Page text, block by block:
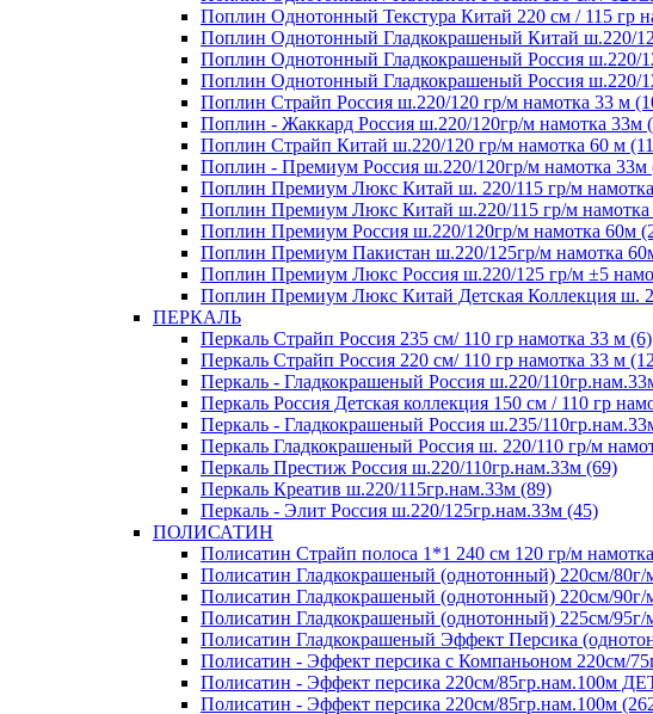
Поплин Однотонный Текстура Китай 220 см / 115 гр
Поплин Однотонный Гладкокрашеный Китай ш.220/
Поплин Однотонный Гладкокрашеный Россия ш.220/
Поплин Однотонный Гладкокрашеный Россия ш.220/
Поплин Страйп Россия ш.220/120 гр/м намотка 33 м
Поплин - Жаккард Россия ш.220/120гр/м намотка 33м
Поплин Страйп Китай ш.220/120 гр/м намотка 60 м
Поплин - Премиум Россия ш.220/120гр/м намотка 33м
Поплин Премиум Люкс Китай ш. 220/115 гр/м
Поплин Премиум Люкс Китай ш.220/115 гр/м намотка
Поплин Премиум Россия ш.220/120гр/м намотка 60м
Поплин Премиум Пакистан ш.220/125гр/м намотка
Поплин Премиум Люкс Россия ш.220/125 гр/м ±5
Поплин Премиум Люкс Китай Детская Коллекция ш.
ПЕРКАЛЬ
Перкаль Страйп Россия 235 см/ 110 гр намотка 33 м (6)
Перкаль Страйп Россия 220 см/ 110 гр намотка 33 м
Перкаль - Гладкокрашеный Россия ш.220/
Перкаль Россия Детская коллекция 150 см / 110 гр
Перкаль - Гладкокрашеный Россия ш.235/
Перкаль Гладкокрашеный Россия ш. 220/110 гр/м
Перкаль Престиж Россия ш.220/110гр.нам.33м (69)
Перкаль Креатив ш.220/115гр.нам.33м (89)
Перкаль - Элит Россия ш.220/125гр.нам.33м (45)
ПОЛИСАТИН
Полисатин Страйп полоса 1*1 240 см 120 гр/м
Полисатин Гладкокрашеный (однотонный) 220см/80г/
Полисатин Гладкокрашеный (однотонный) 220см/90г/
Полисатин Гладкокрашеный (однотонный) 225см/95г/
Полисатин Гладкокрашеный Эффект Персика
Полисатин - Эффект персика с Компаньоном 220см/
Полисатин - Эффект персика 220см/
Полисатин - Эффект персика 220см/85гр.нам.100м